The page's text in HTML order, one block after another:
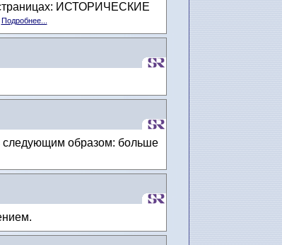
ИСТОРИЧЕСКИЕ
Подробнее...
следующим образом: больше